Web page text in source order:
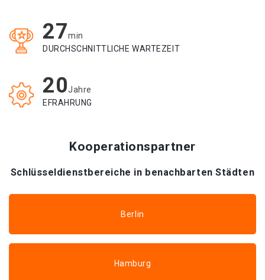
27min
DURCHSCHNITTLICHE WARTEZEIT
20Jahre
EFRAHRUNG
Kooperationspartner
Schlüsseldienstbereiche in benachbarten Städten
Berlin
Hamburg